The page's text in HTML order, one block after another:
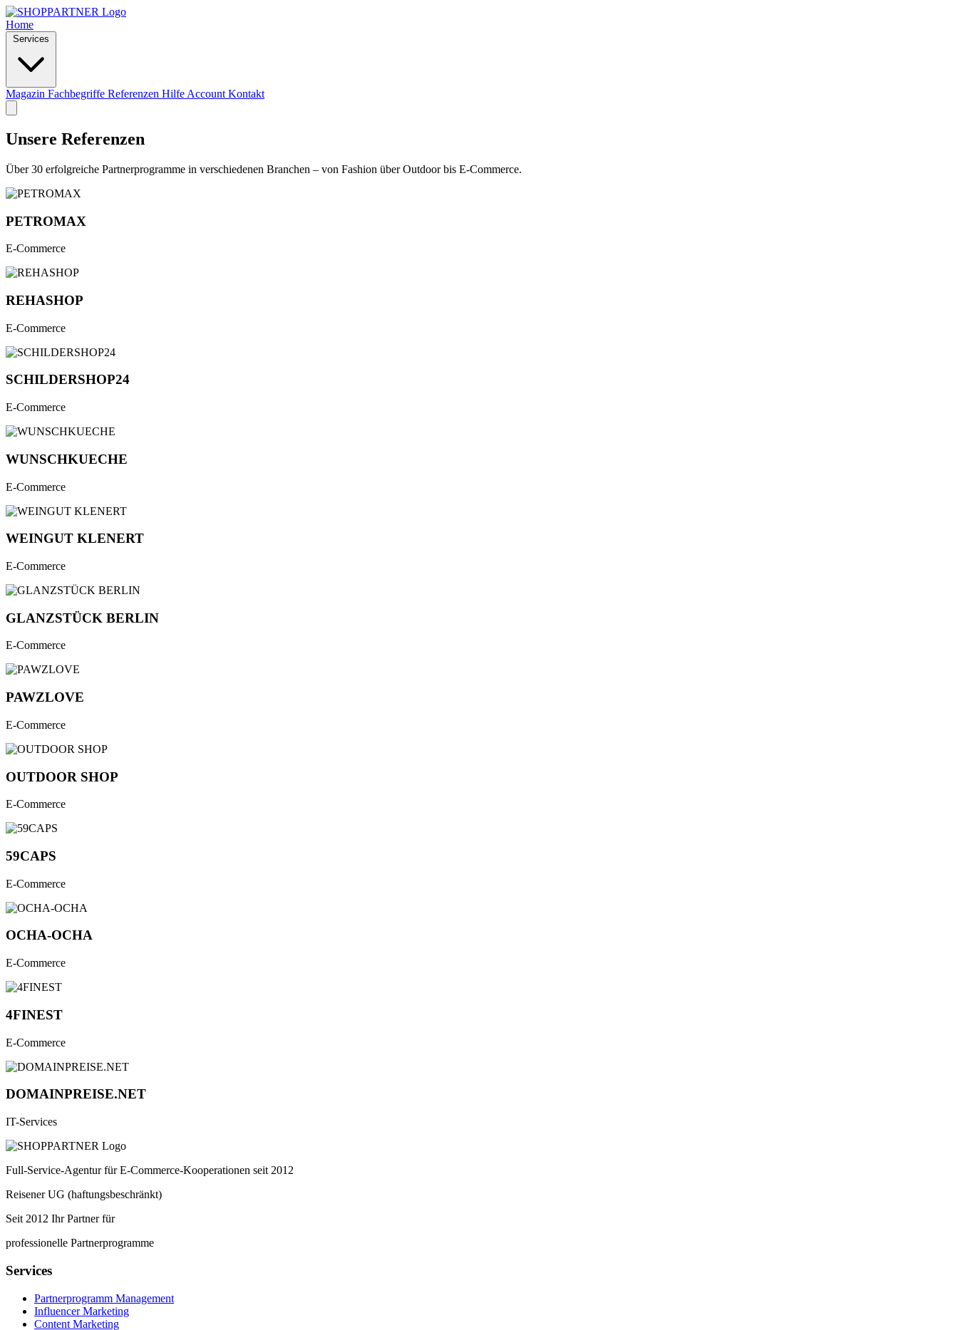
Home
Services
Magazin Fachbegriffe Referenzen Hilfe Account Kontakt
Unsere Referenzen
Über 30 erfolgreiche Partnerprogramme in verschiedenen Branchen – von Fashion über Outdoor bis E-Commerce.
PETROMAX
E-Commerce
REHASHOP
E-Commerce
SCHILDERSHOP24
E-Commerce
WUNSCHKUECHE
E-Commerce
WEINGUT KLENERT
E-Commerce
GLANZSTÜCK BERLIN
E-Commerce
PAWZLOVE
E-Commerce
OUTDOOR SHOP
E-Commerce
59CAPS
E-Commerce
OCHA-OCHA
E-Commerce
4FINEST
E-Commerce
DOMAINPREISE.NET
IT-Services
Full-Service-Agentur für E-Commerce-Kooperationen seit 2012
Reisener UG (haftungsbeschränkt)
Seit 2012 Ihr Partner für
professionelle Partnerprogramme
Services
Partnerprogramm Management
Influencer Marketing
Content Marketing